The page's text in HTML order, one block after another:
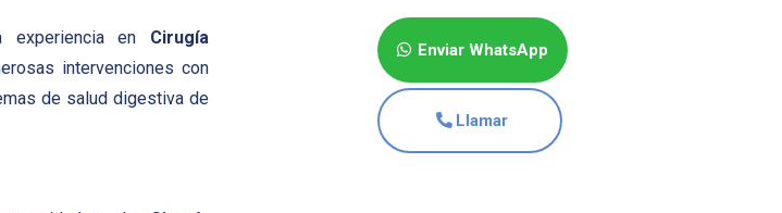
experiencia en Cirugía
intervenciones con
de salud digestiva de
Enviar WhatsApp
Llamar